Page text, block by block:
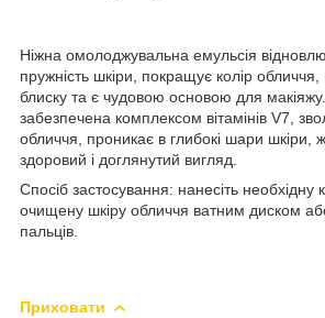
Ніжна омолоджувальна емульсія
пружність шкіри, покращує колір
блиску та є чудовою основою для макіяжу.
забезпечена комплексом вітамінів V7,
обличчя, проникає в глибокі шари шкіри,
здоровий і доглянутий вигляд.
Спосіб застосування: нанесіть необхідну
очищену шкіру обличчя ватним диском
пальців.
Приховати